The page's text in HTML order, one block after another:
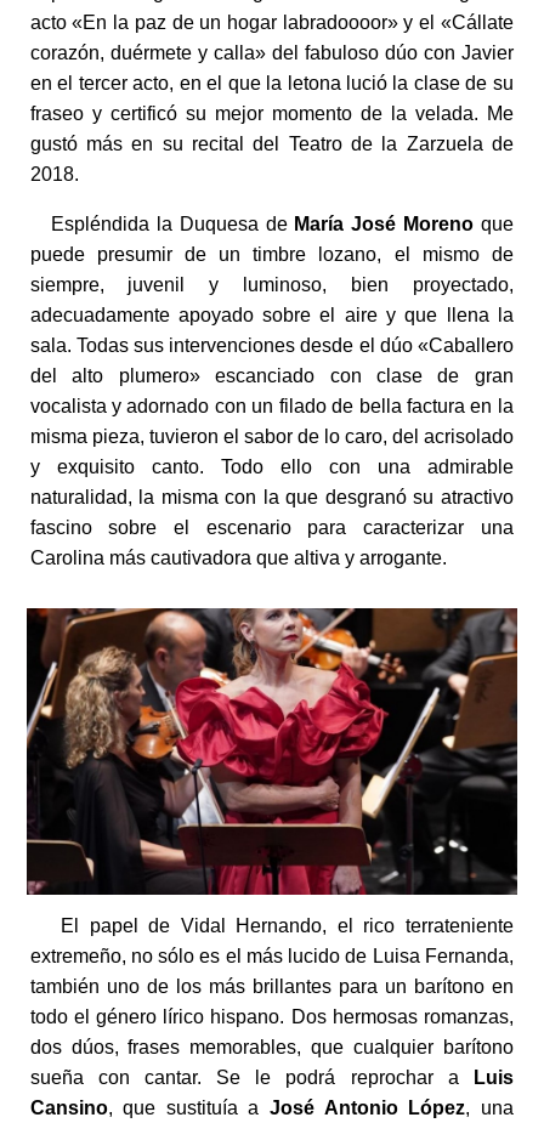
acto «En la paz de un hogar labradoooor» y el «Cállate
corazón, duérmete y calla» del fabuloso dúo con Javier
en el tercer acto, en el que la letona lució la clase de su
fraseo y certificó su mejor momento de la velada. Me
gustó más en su recital del Teatro de la Zarzuela de
2018.
Espléndida la Duquesa de María José Moreno que
puede presumir de un timbre lozano, el mismo de
siempre, juvenil y luminoso, bien proyectado,
adecuadamente apoyado sobre el aire y que llena la
sala. Todas sus intervenciones desde el dúo «Caballero
del alto plumero» escanciado con clase de gran
vocalista y adornado con un filado de bella factura en la
misma pieza, tuvieron el sabor de lo caro, del acrisolado
y exquisito canto. Todo ello con una admirable
naturalidad, la misma con la que desgranó su atractivo
fascino sobre el escenario para caracterizar una
Carolina más cautivadora que altiva y arrogante.
El papel de Vidal Hernando, el rico terrateniente
extremeño, no sólo es el más lucido de Luisa Fernanda,
también uno de los más brillantes para un barítono en
todo el género lírico hispano. Dos hermosas romanzas,
dos dúos, frases memorables, que cualquier barítono
sueña con cantar. Se le podrá reprochar a
Luis
Cansino, que sustituía aJosé Antonio López, una